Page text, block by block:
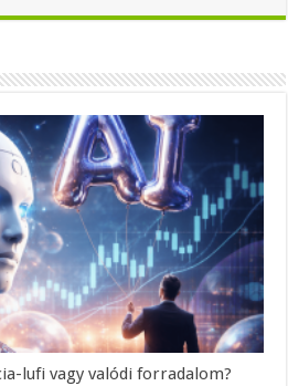
lufi vagy valódi forradalom?